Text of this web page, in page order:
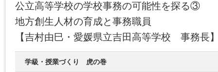
公立高等学校の学校事務の可能性を探る③
地方創生人材の育成と事務職員
【吉村由巳・愛媛県立吉田高等学校 事務長
学級・授業づくり 虎の巻